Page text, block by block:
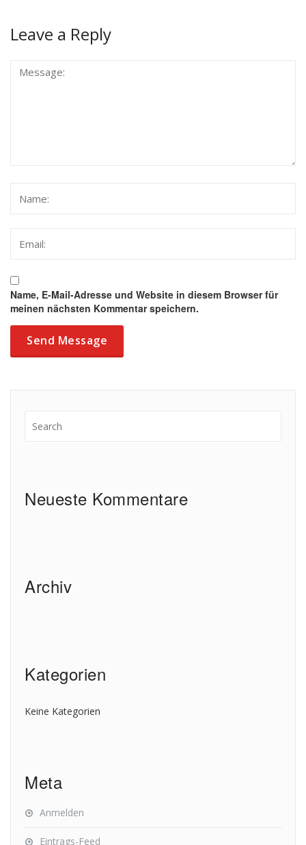
Leave a Reply
Name, E-Mail-Adresse und Website in diesem Browser für
meinen nächsten Kommentar speichern.
Neueste Kommentare
Archiv
Kategorien
Keine Kategorien
Meta
Anmelden
Eintrags-Feed